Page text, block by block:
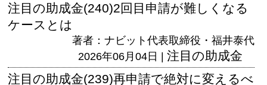
注目の助成金(240)2回目申請が難しくなる
ケースとは
著者：ナビット代表取締役・福井泰代
2026年06月04日 | 注目の助成金
注目の助成金(239)再申請で絶対に変えるべ